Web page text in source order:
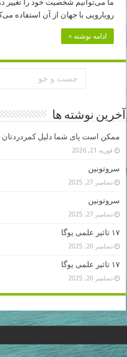
ما می‌توانیم شخصیت خود را تغییر
رویارویی با جهان از آن استفاده
ادامه نوشته »
آخرین نوشته ها
ممکن است پای شما دلیل کمردردتان
فوریه 21, 2026
سروتونین
دسامبر 27, 2025
سروتونین
دسامبر 27, 2025
۱۷ تاثیر علمی یوگا
دسامبر 20, 2025
۱۷ تاثیر علمی یوگا
دسامبر 20, 2025